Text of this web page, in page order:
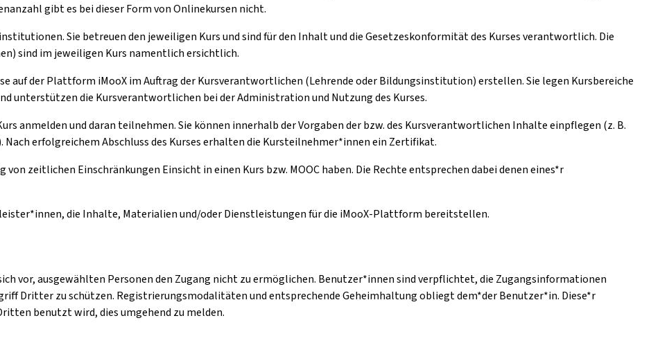
gibt es bei dieser Form von Onlinekursen nicht.
Sie betreuen den jeweiligen Kurs und sind für den Inhalt und die Gesetzeskonformität des Kurses verantwortlich. Die
sind im jeweiligen Kurs namentlich ersichtlich.
auf der Plattform iMooX im Auftrag der Kursverantwortlichen (Lehrende oder Bildungsinstitution) erstellen. Sie legen Kursbereiche
unterstützen die Kursverantwortlichen bei der Administration und Nutzung des Kurses.
anmelden und daran teilnehmen. Sie können innerhalb der Vorgaben der bzw. des Kursverantwortlichen Inhalte einpflegen (z. B.
erfolgreichem Abschluss des Kurses erhalten die Kursteilnehmer*innen ein Zertifikat.
zeitlichen Einschränkungen Einsicht in einen Kurs bzw. MOOC haben. Die Rechte entsprechen dabei denen eines*r
die Inhalte, Materialien und/oder Dienstleistungen für die iMooX-Plattform bereitstellen.
vor, ausgewählten Personen den Zugang nicht zu ermöglichen. Benutzer*innen sind verpflichtet, die Zugangsinformationen
Dritter zu schützen. Registrierungsmodalitäten und entsprechende Geheimhaltung obliegt dem*der Benutzer*in. Diese*r
benutzt wird, dies umgehend zu melden.